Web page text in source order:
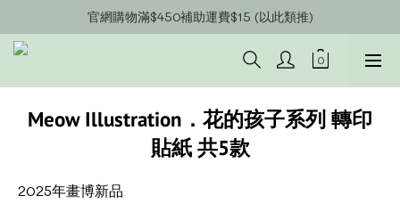
官網會員募集中~立即註冊即可獲得購物金$20!!!
官網購物滿$450補助運費$15 (以此類推)
官網購物超商郵寄滿$1200/宅配到府滿$1600免運費!!
官網會員募集中~立即註冊即可獲得購物金$20!!!
Meow Illustration．花的孩⼦系列 轉印
貼紙 共5款
2025年畫博新品